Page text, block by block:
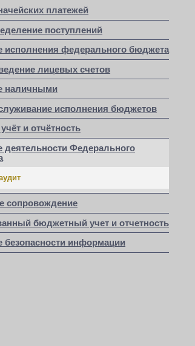
платежей
поступлений
исполнения федерального бюджета
лицевых счетов
наличными
исполнения бюджетов
и отчётность
деятельности Федерального
сопровождение
бюджетный учет и отчетность
безопасности информации